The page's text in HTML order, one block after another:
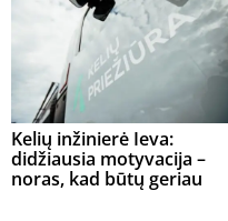
Kelių inžinierė Ieva:
didžiausia motyvacija –
noras, kad būtų geriau